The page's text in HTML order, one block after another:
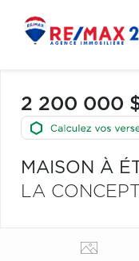
2 200 000
MAISON À
LA